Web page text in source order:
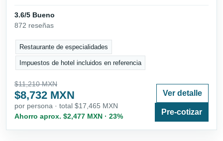
3.6/5 Bueno
872 reseñas
Restaurante de especialidades
Impuestos de hotel incluidos en referencia
$11,210 MXN
$8,732 MXN
por persona · total $17,465 MXN
Ahorro aprox. $2,477 MXN · 23%
Ver detalle
Pre-cotizar